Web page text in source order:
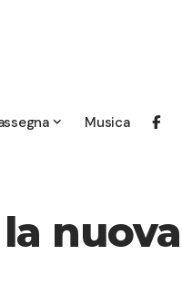
Musica